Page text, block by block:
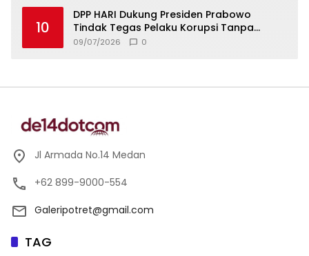
10
DPP HARI Dukung Presiden Prabowo
Tindak Tegas Pelaku Korupsi Tanpa
Tebang Pilih
09/07/2026 0
Jl Armada No.14 Medan
+62 899-9000-554
Galeripotret@gmail.com
TAG